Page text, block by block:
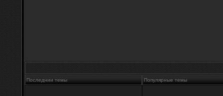
Последнии темы Популярные темы